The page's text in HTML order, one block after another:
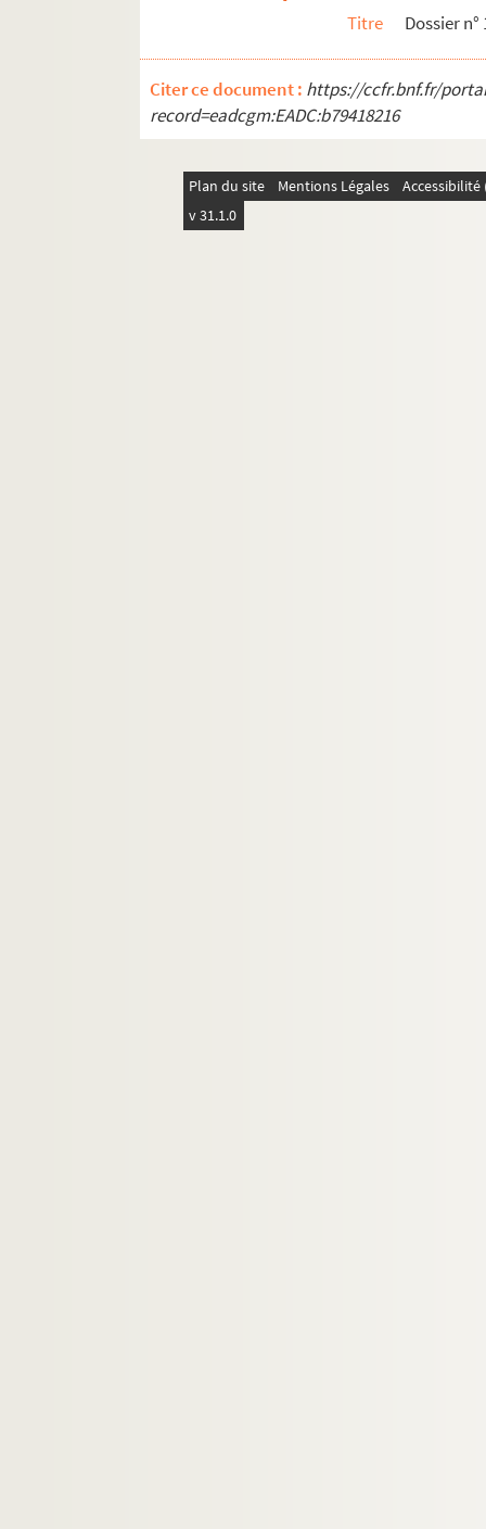
Titre Dossier n°
Citer ce document : https://ccfr.bnf.fr/
record=eadcgm:EADC:b79418216
Plan du site Mentions Légales
v 31.1.0